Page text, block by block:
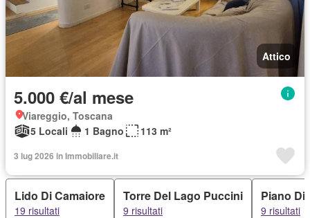
Attico
5.000 €/al mese
Viareggio, Toscana
5 Locali
1 Bagno 113 m²
3 lug 2026 in Immobiliare.it
Lido Di Camaiore
19 risultati
Torre Del Lago Puccini
9 risultati
Piano Di
9 risultati